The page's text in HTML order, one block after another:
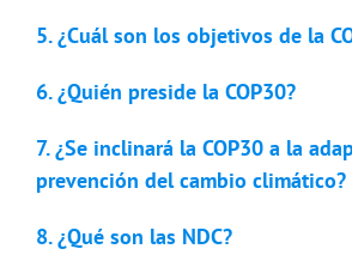
5. ¿Cuál son los objetivos de la
6. ¿Quién preside la COP30?
7. ¿Se inclinará la COP30 a la
prevención del cambio climático?
8. ¿Qué son las NDC?